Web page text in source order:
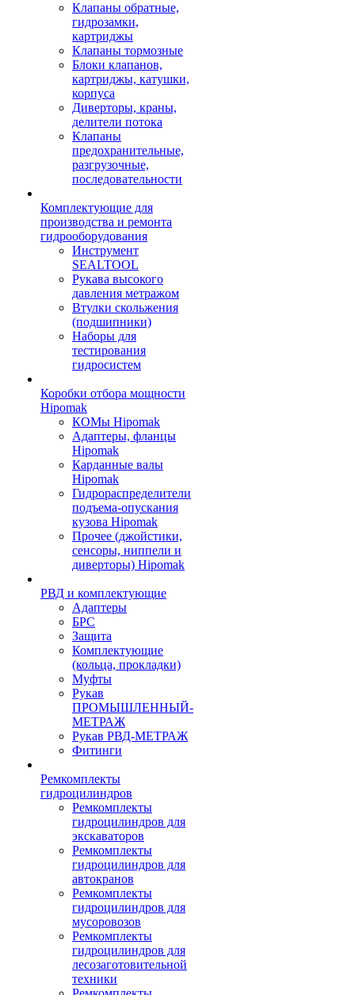
Клапаны обратные,
гидрозамки,
картриджы
Клапаны тормозные
Блоки клапанов,
картриджы, катушки,
корпуса
Диверторы, краны,
делители потока
Клапаны
предохранительные,
разгрузочные,
последовательности
Комплектующие для
производства и ремонта
гидрооборудования
Инструмент
SEALTOOL
Рукава высокого
давления метражом
Втулки скольжения
(подшипники)
Наборы для
тестирования
гидросистем
Коробки отбора мощности
Hipomak
КОМы Hipomak
Адаптеры, фланцы
Hipomak
Карданные валы
Hipomak
Гидрораспределители
подъема-опускания
кузова Hipomak
Прочее (джойстики,
сенсоры, ниппели и
диверторы) Hipomak
РВД и комплектующие
Адаптеры
БРС
Защита
Комплектующие
(кольца, прокладки)
Муфты
Рукав
ПРОМЫШЛЕННЫЙ-
МЕТРАЖ
Рукав РВД-МЕТРАЖ
Фитинги
Ремкомплекты
гидроцилиндров
Ремкомплекты
гидроцилиндров для
экскаваторов
Ремкомплекты
гидроцилиндров для
автокранов
Ремкомплекты
гидроцилиндров для
мусоровозов
Ремкомплекты
гидроцилиндров для
лесозаготовительной
техники